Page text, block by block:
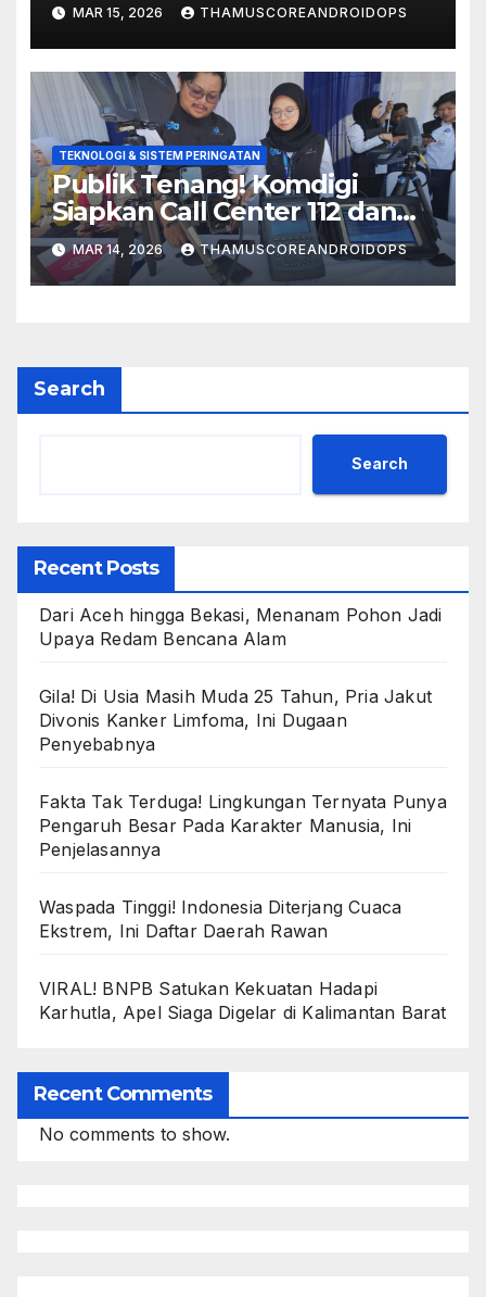
MAR 15, 2026 THAMUSCOREANDROIDOPS
TEKNOLOGI & SISTEM PERINGATAN
Publik Tenang! Komdigi
Siapkan Call Center 112 dan
Sistem Peringatan Dini Demi
Lebaran 2026 Aman
MAR 14, 2026 THAMUSCOREANDROIDOPS
Search
Search
Recent Posts
Dari Aceh hingga Bekasi, Menanam Pohon Jadi
Upaya Redam Bencana Alam
Gila! Di Usia Masih Muda 25 Tahun, Pria Jakut
Divonis Kanker Limfoma, Ini Dugaan
Penyebabnya
Fakta Tak Terduga! Lingkungan Ternyata Punya
Pengaruh Besar Pada Karakter Manusia, Ini
Penjelasannya
Waspada Tinggi! Indonesia Diterjang Cuaca
Ekstrem, Ini Daftar Daerah Rawan
VIRAL! BNPB Satukan Kekuatan Hadapi
Karhutla, Apel Siaga Digelar di Kalimantan Barat
Recent Comments
No comments to show.